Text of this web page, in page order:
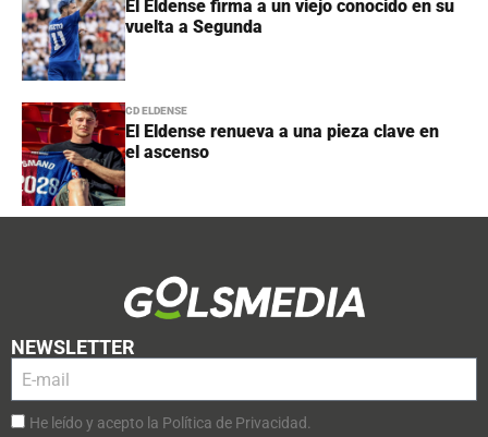
El Eldense firma a un viejo conocido en su
vuelta a Segunda
CD ELDENSE
El Eldense renueva a una pieza clave en
el ascenso
NEWSLETTER
He leído y acepto la Política de Privacidad.